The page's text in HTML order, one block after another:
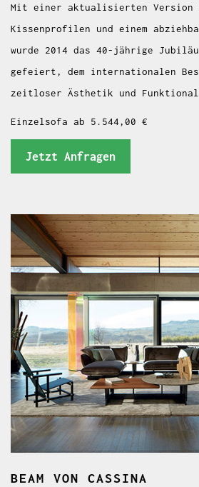
Mit einer aktualisierten Version
Kissenprofilen und einem
wurde 2014 das 40-jährige
gefeiert, dem internationalen
zeitloser Ästhetik und
Einzelsofa ab 5.544,00 €
Jetzt Anfragen
BEAM VON CASSINA